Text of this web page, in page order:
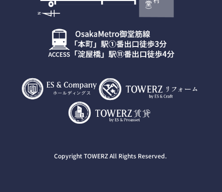
Copyright TOWERZ All Rights Reserved.